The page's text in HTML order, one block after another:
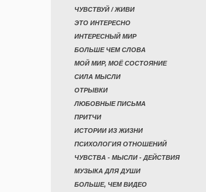
ЧУВСТВУЙ / ЖИВИ
ЭТО ИНТЕРЕСНО
ИНТЕРЕСНЫЙ МИР
БОЛЬШЕ ЧЕМ СЛОВА
МОЙ МИР, МОЁ СОСТОЯНИЕ
СИЛА МЫСЛИ
ОТРЫВКИ
ЛЮБОВНЫЕ ПИСЬМА
ПРИТЧИ
ИСТОРИИ ИЗ ЖИЗНИ
ПСИХОЛОГИЯ ОТНОШЕНИЙ
ЧУВСТВА - МЫСЛИ - ДЕЙСТВИЯ
МУЗЫКА ДЛЯ ДУШИ
БОЛЬШЕ, ЧЕМ ВИДЕО